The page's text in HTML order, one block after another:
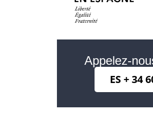
Appelez-
ES + 34